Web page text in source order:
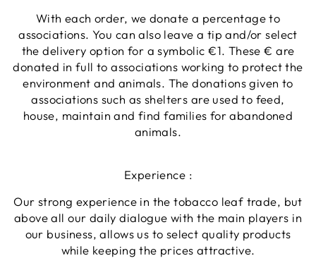
With each order, we donate a percentage to
associations. You can also leave a tip and/or select
the delivery option for a symbolic €1. These € are
donated in full to associations working to protect the
environment and animals. The donations given to
associations such as shelters are used to feed,
house, maintain and find families for abandoned
animals.
Experience :
Our strong experience in the tobacco leaf trade, but
above all our daily dialogue with the main players in
our business, allows us to select quality products
while keeping the prices attractive.